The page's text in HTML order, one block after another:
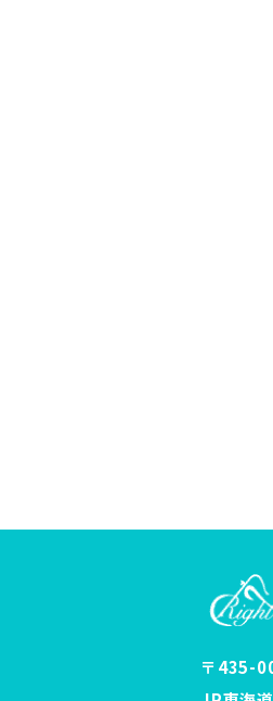
〒435-